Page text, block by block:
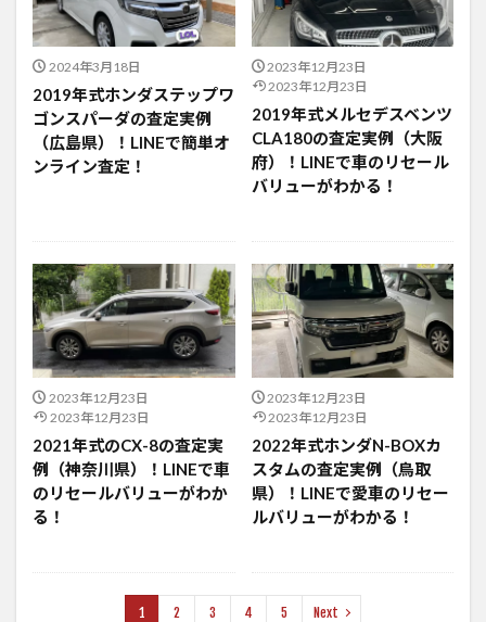
2024年3月18日
2019年式ホンダステップワ
ゴンスパーダの査定実例
（広島県）！LINEで簡単オ
ンライン査定！
2023年12月23日
2023年12月23日
2019年式メルセデスベンツ
CLA180の査定実例（大阪
府）！LINEで車のリセール
バリューがわかる！
2023年12月23日
2023年12月23日
2021年式のCX-8の査定実
例（神奈川県）！LINEで車
のリセールバリューがわか
る！
2023年12月23日
2023年12月23日
2022年式ホンダN-BOXカ
スタムの査定実例（鳥取
県）！LINEで愛車のリセー
ルバリューがわかる！
1 2 3 4 5 Next